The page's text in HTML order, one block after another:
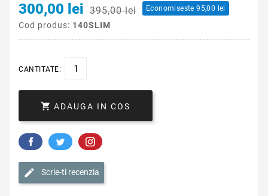
300,00 lei 395,00 lei Economiseste 95,00 lei
Cod produs: 140SLIM
CANTITATE:
 ADAUGA IN COS
Scrie-ti recenzia